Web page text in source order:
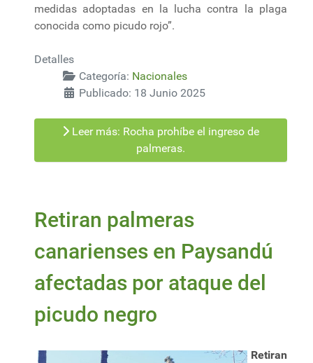
medidas adoptadas en la lucha contra la plaga
conocida como picudo rojo”.
Detalles
Categoría: Nacionales
Publicado: 18 Junio 2025
Leer más: Rocha prohíbe el ingreso de
palmeras.
Retiran palmeras
canarienses en Paysandú
afectadas por ataque del
picudo negro
Retiran